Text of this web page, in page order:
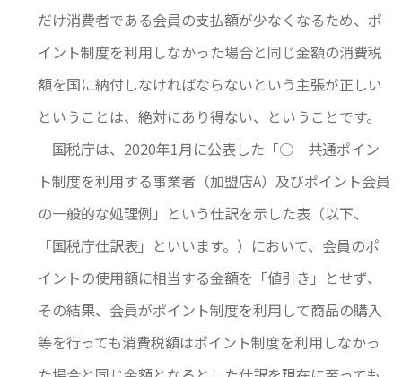
だけ消費者である会員の支払額が少なくなるため、ポ
イント制度を利用しなかった場合と同じ金額の消費税
額を国に納付しなければならないという主張が正しい
ということは、絶対にあり得ない、ということです。
国税庁は、2020年1月に公表した「○ 共通ポイン
ト制度を利用する事業者（加盟店A）及びポイント会員
の一般的な処理例」という仕訳を示した表（以下、
「国税庁仕訳表」といいます。）において、会員のポ
イントの使用額に相当する金額を「値引き」とせず、
その結果、会員がポイント制度を利用して商品の購入
等を行っても消費税額はポイント制度を利用しなかっ